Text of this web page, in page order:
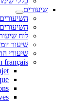
שיעורים
לוח
שיעור
שיעורי
français